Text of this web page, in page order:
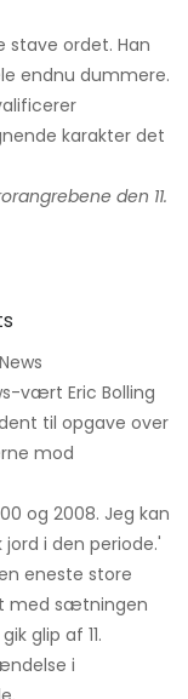
stave ordet. Han
endnu dummere.
karakter det
den 11.
vært Eric Bolling
til opgave over
mod
og 2008. Jeg kan
i den periode.'
eneste store
med sætningen
glip af 11.
i